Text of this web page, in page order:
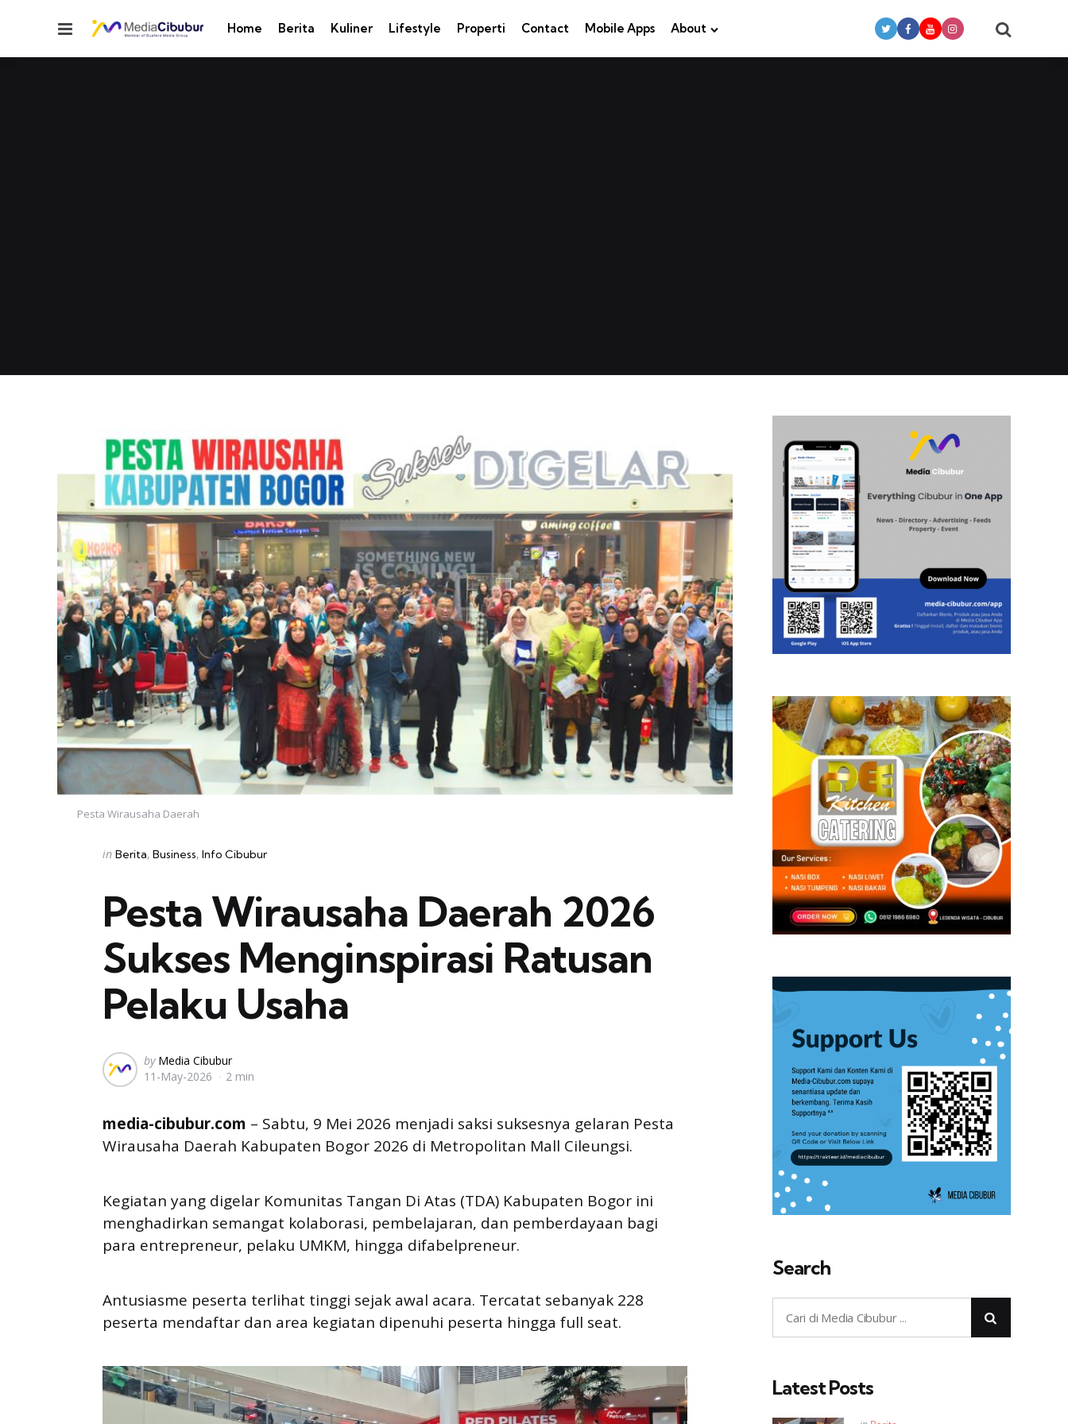
Menu Home Berita Kuliner Lifestyle Properti Contact Mobile Apps About
Pesta Wirausaha Daerah
Categories
Posted
in Berita Business Info Cibubur
Pesta Wirausaha Daerah 2026
Sukses Menginspirasi Ratusan
Pelaku Usaha
Posted
by
by Media Cibubur
11-May-2026
2 min
media-cibubur.com – Sabtu, 9 Mei 2026 menjadi saksi suksesnya gelaran Pesta
Wirausaha Daerah Kabupaten Bogor 2026 di Metropolitan Mall Cileungsi.
Kegiatan yang digelar Komunitas Tangan Di Atas (TDA) Kabupaten Bogor ini
menghadirkan semangat kolaborasi, pembelajaran, dan pemberdayaan bagi
para entrepreneur, pelaku UMKM, hingga difabelpreneur.
Antusiasme peserta terlihat tinggi sejak awal acara. Tercatat sebanyak 228
peserta mendaftar dan area kegiatan dipenuhi peserta hingga full seat.
Search
Latest Posts